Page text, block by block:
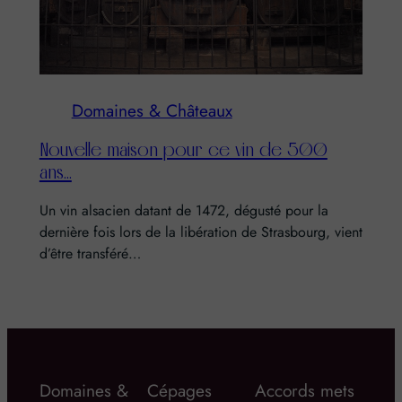
Domaines & Châteaux
Nouvelle maison pour ce vin de 500
ans…
Un vin alsacien datant de 1472, dégusté pour la
dernière fois lors de la libération de Strasbourg, vient
d’être transféré…
Domaines &
Cépages
Accords mets